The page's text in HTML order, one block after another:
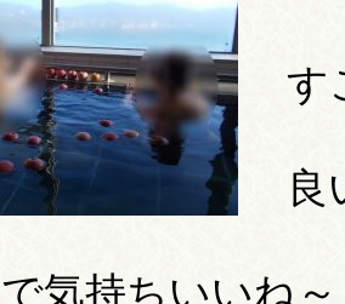
す
良
気持ちいいね